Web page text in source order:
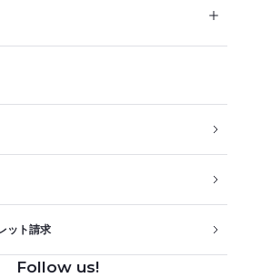
ット請求
Follow us!